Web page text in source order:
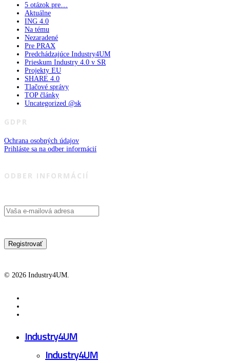
5 otázok pre…
Aktuálne
ING 4.0
Na tému
Nezaradené
Pre PRAX
Predchádzajúce Industry4UM
Prieskum Industry 4.0 v SR
Projekty EU
SHARE 4.0
Tlačové správy
TOP články
Uncategorized @sk
GDPR
Ochrana osobných údajov
Prihláste sa na odber informácií
ODBER INFORMÁCIÍ
© 2026 Industry4UM.
Menu
Industry4UM
Industry4UM